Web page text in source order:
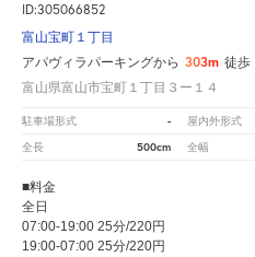
ID:305066852
富山宝町１丁目
アパヴィラパーキングから 303m 徒歩
富山県富山市宝町１丁目３ー１４
駐車場形式 - 屋内外形式
全長 500cm 全幅
■料金
全日
07:00-19:00 25分/220円
19:00-07:00 25分/220円